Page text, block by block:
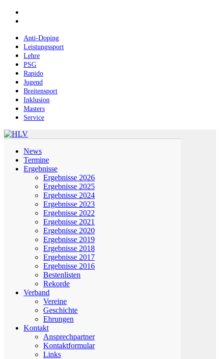
Skip
contentAnti-Doping
Leistungssport
Lehre
PSG
Rapido
Jugend
Breitensport
Inklusion
Masters
Service
News
Termine
Ergebnisse
Ergebnisse 2026
Ergebnisse 2025
Ergebnisse 2024
Ergebnisse 2023
Ergebnisse 2022
Ergebnisse 2021
Ergebnisse 2020
Ergebnisse 2019
Ergebnisse 2018
Ergebnisse 2017
Ergebnisse 2016
Bestenlisten
Rekorde
Verband
Vereine
Geschichte
Ehrungen
Kontakt
Ansprechpartner
Kontaktformular
Links